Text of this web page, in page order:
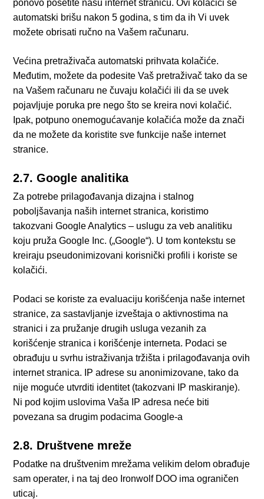
ponovo posetite našu internet stranicu. Ovi kolačići se
automatski brišu nakon 5 godina, s tim da ih Vi uvek
možete obrisati ručno na Vašem računaru.
Većina pretraživača automatski prihvata kolačiće.
Međutim, možete da podesite Vaš pretraživač tako da se
na Vašem računaru ne čuvaju kolačići ili da se uvek
pojavljuje poruka pre nego što se kreira novi kolačić.
Ipak, potpuno onemogućavanje kolačića može da znači
da ne možete da koristite sve funkcije naše internet
stranice.
2.7. Google analitika
Za potrebe prilagođavanja dizajna i stalnog
poboljšavanja naših internet stranica, koristimo
takozvani Google Analytics – uslugu za veb analitiku
koju pruža Google Inc. („Google“). U tom kontekstu se
kreiraju pseudonimizovani korisnički profili i koriste se
kolačići.
Podaci se koriste za evaluaciju korišćenja naše internet
stranice, za sastavljanje izveštaja o aktivnostima na
stranici i za pružanje drugih usluga vezanih za
korišćenje stranica i korišćenje interneta. Podaci se
obrađuju u svrhu istraživanja tržišta i prilagođavanja ovih
internet stranica. IP adrese su anonimizovane, tako da
nije moguće utvrditi identitet (takozvani IP maskiranje).
Ni pod kojim uslovima Vaša IP adresa neće biti
povezana sa drugim podacima Google-a
2.8. Društvene mreže
Podatke na društvenim mrežama velikim delom obrađuje
sam operater, i na taj deo Ironwolf DOO ima ograničen
uticaj.